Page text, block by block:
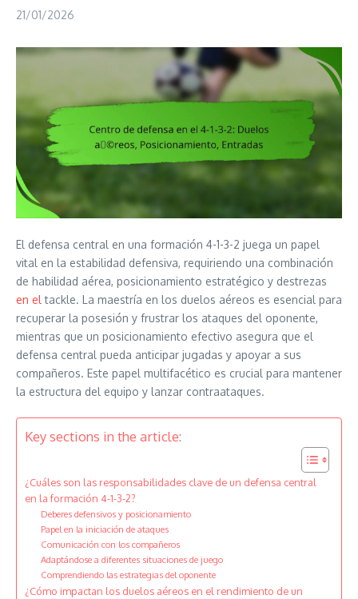
21/01/2026
El defensa central en una formación 4-1-3-2 juega un papel
vital en la estabilidad defensiva, requiriendo una combinación
de habilidad aérea, posicionamiento estratégico y destrezas
en el tackle. La maestría en los duelos aéreos es esencial para
recuperar la posesión y frustrar los ataques del oponente,
mientras que un posicionamiento efectivo asegura que el
defensa central pueda anticipar jugadas y apoyar a sus
compañeros. Este papel multifacético es crucial para mantener
la estructura del equipo y lanzar contraataques.
Key sections in the article:
¿Cuáles son las responsabilidades clave de un defensa central
en la formación 4-1-3-2?
Deberes defensivos y posicionamiento
Papel en la iniciación de ataques
Comunicación con los compañeros
Adaptándose a diferentes situaciones de juego
Comprendiendo las estrategias del oponente
¿Cómo impactan los duelos aéreos en el rendimiento de un